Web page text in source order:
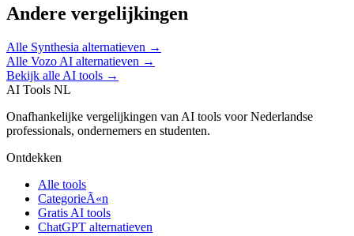
Andere vergelijkingen
Alle Synthesia alternatieven →
Alle Vozo AI alternatieven →
Bekijk alle AI tools →
AI Tools NL
Onafhankelijke vergelijkingen van AI tools voor Nederlandse
professionals, ondernemers en studenten.
Ontdekken
Alle tools
CategorieÃ«n
Gratis AI tools
ChatGPT alternatieven